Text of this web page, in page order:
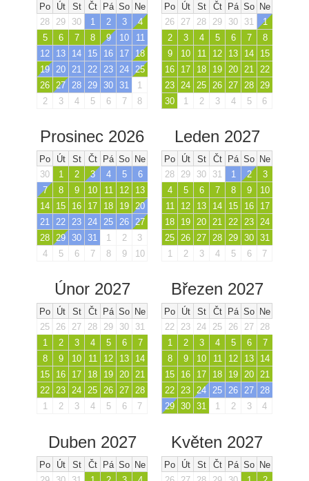
Po Út St Čt Pá So Ne
28
29 30 1 2 3
4
5
6 7 8 9 10
11
12
13 14 15 16 17
18
19
20 21 22 23 24
25
26
27 28 29 30 31
1
2
3 4 5 6 7 8
Po Út St Čt Pá So Ne
26
27 28 29 30 31
1
2
3 4 5 6 7
8
9
10 11 12 13 14
15
16
17 18 19 20 21
22
23
24 25 26 27 28
29
30
1 2 3 4 5 6
Prosinec 2026
Po Út St Čt Pá So Ne
30
1 2 3 4 5
6
7
8 9 10 11 12
13
14
15 16 17 18 19
20
21
22 23 24 25 26
27
28
29 30 31 1 2
3
4
5 6 7 8 9 10
Leden 2027
Po Út St Čt Pá So Ne
28
29 30 31 1 2
3
4
5 6 7 8 9
10
11
12 13 14 15 16
17
18
19 20 21 22 23
24
25
26 27 28 29 30 31
1
2 3 4 5 6 7
Únor 2027
Po Út St Čt Pá So Ne
25
26 27 28 29 30
31
1
2 3 4 5 6
7
8
9 10 11 12 13
14
15
16 17 18 19 20 21
22 23 24 25 26 27 28
1
2 3 4 5 6 7
Březen 2027
Po Út St Čt Pá So Ne
22
23 24 25 26 27
28
1
2 3 4 5 6
7
8
9 10 11 12 13
14
15
16 17 18 19 20 21
22 23 24 25 26 27 28
29 30 31 1 2 3 4
Duben 2027
Po Út St Čt Pá So Ne
Květen 2027
Po Út St Čt Pá So Ne